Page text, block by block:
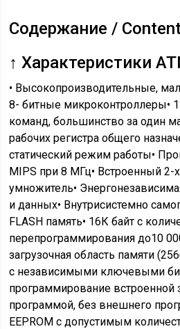
Содержание /
↑ Характеристики
• Высокопроизводительные,
8- битные микроконтроллеры•
команд, большинство за один
рабочих регистра общего
статический режим работы•
MIPS при 8 МГц• Встроенный 2-
умножитель•
и данных• Внутрисистемно
FLASH память• 16К байт с
перепрограммирования до10
загрузочная область памяти
с независимыми ключевыми
программирование встроенной
программой, без внешнего
EEPROM с допустимым